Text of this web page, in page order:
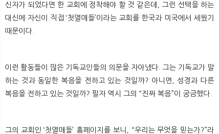
뉴 색
신자가 되었다면 한 교회에 정착해야 할 것 같은데, 그런 선택을 하는
대신에 자신이 직접 ‘첫열매들’이라는 교회를 한국과 미국에서 세웠기
때문이다.
이런 활동들이 많은 기독교인들의 의문을 자아냈다. 그는 기독교가 말
하는 것과 동일한 복음을 전하고 있는 것일까? 아니면, 성경과 다른
복음을 전하고 있는 것일까? 필자 역시 그의 “진짜 복음”이 궁금했다.
그의 교회인 ‘첫열매들’ 홈페이지를 보니, “우리는 무엇을 믿는가?”라